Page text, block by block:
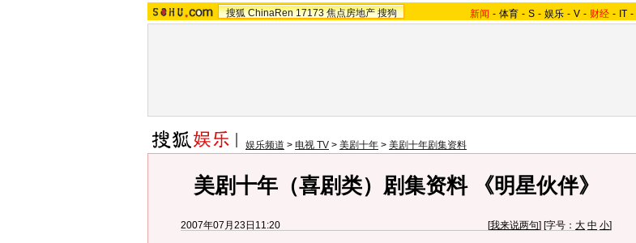
搜狐 ChinaRen 17173 焦点房地产 搜狗 新闻 - 体育 - S - 娱乐 - V - 财经 - IT -
娱乐频道 > 电视 TV > 美剧十年 > 美剧十年剧集资料
美剧十年（喜剧类）剧集资料 《明星伙伴》
2007年07月23日11:20 [我来说两句] [字号： 大 中 小]